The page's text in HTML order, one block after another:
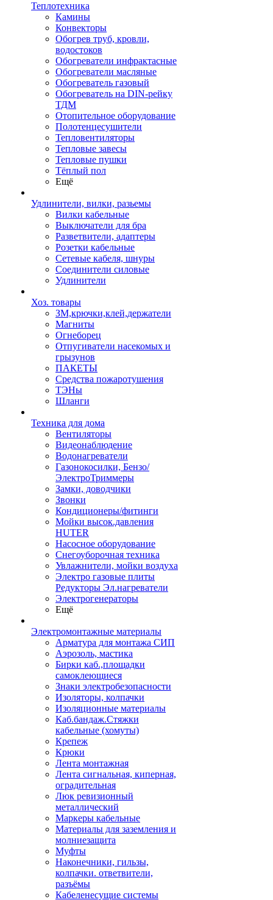
Теплотехника
Камины
Конвекторы
Обогрев труб, кровли,
водостоков
Обогреватели инфрактасные
Обогреватели масляные
Обогреватель газовый
Обогреватель на DIN-рейку
ТДМ
Отопительное оборудование
Полотенцесушители
Тепловентиляторы
Тепловые завесы
Тепловые пушки
Тёплый пол
Ещё
Удлинители, вилки, разьемы
Вилки кабельные
Выключатели для бра
Разветвители, адаптеры
Розетки кабельные
Сетевые кабеля, шнуры
Соединители силовые
Удлинители
Хоз. товары
ЗМ,крючки,клей,держатели
Магниты
Огнеборец
Отпугиватели насекомых и
грызунов
ПАКЕТЫ
Средства пожаротушения
ТЭНы
Шланги
Техника для дома
Вентиляторы
Видеонаблюдение
Водонагреватели
Газонокосилки, Бензо/
ЭлектроТриммеры
Замки, доводчики
Звонки
Кондиционеры/фитинги
Мойки высок.давления
HUTER
Насосное оборудование
Снегоуборочная техника
Увлажнители, мойки воздуха
Электро газовые плиты
Редукторы Эл.нагреватели
Электрогенераторы
Ещё
Электромонтажные материалы
Арматура для монтажа СИП
Аэрозоль, мастика
Бирки каб.,площадки
самоклеющиеся
Знаки электробезопасности
Изоляторы, колпачки
Изоляционные материалы
Каб.бандаж.Стяжки
кабельные (хомуты)
Крепеж
Крюки
Лента монтажная
Лента сигнальная, киперная,
оградительная
Люк ревизионный
металлический
Маркеры кабельные
Материалы для заземления и
молниезащита
Муфты
Наконечники, гильзы,
колпачки. ответвители,
разъёмы
Кабеленесущие системы